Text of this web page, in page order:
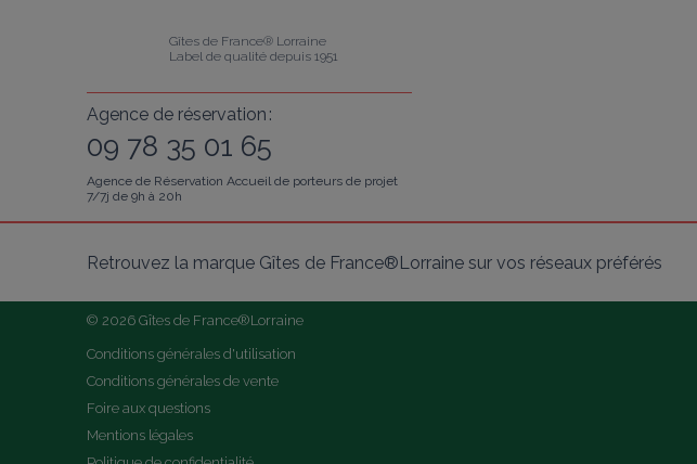
Gîtes de France® Lorraine
Label de qualité depuis 1951
Agence de réservation :
09 78 35 01 65
Agence de Réservation Accueil de porteurs de projet
7/7j de 9h à 20h
Retrouvez la marque Gîtes de France®Lorraine sur vos réseaux préférés
© 2026 Gîtes de France®Lorraine
Conditions générales d'utilisation
Conditions générales de vente
Foire aux questions
Mentions légales